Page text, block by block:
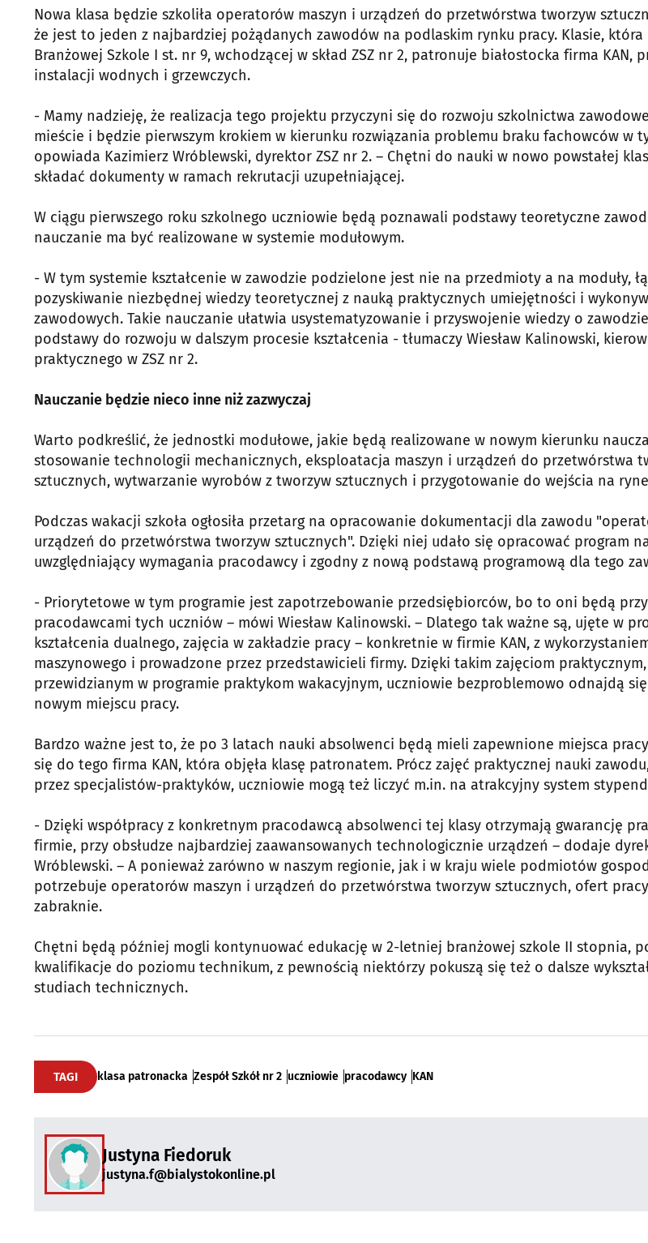
Nowa klasa będzie szkoliła operatorów maszyn i urządzeń do przetwórstwa tworzyw
że jest to jeden z najbardziej pożądanych zawodów na podlaskim rynku pracy. Klasie, która
Branżowej Szkole I st. nr 9, wchodzącej w skład ZSZ nr 2, patronuje białostocka firma KAN,
instalacji wodnych i grzewczych.
- Mamy nadzieję, że realizacja tego projektu przyczyni się do rozwoju szkolnictwa
mieście i będzie pierwszym krokiem w kierunku rozwiązania problemu braku fachowców w
opowiada Kazimierz Wróblewski, dyrektor ZSZ nr 2. – Chętni do nauki w nowo powstałej
składać dokumenty w ramach rekrutacji uzupełniającej.
W ciągu pierwszego roku szkolnego uczniowie będą poznawali podstawy teoretyczne
nauczanie ma być realizowane w systemie modułowym.
- W tym systemie kształcenie w zawodzie podzielone jest nie na przedmioty a na moduły,
pozyskiwanie niezbędnej wiedzy teoretycznej z nauką praktycznych umiejętności i
zawodowych. Takie nauczanie ułatwia usystematyzowanie i przyswojenie wiedzy o
podstawy do rozwoju w dalszym procesie kształcenia - tłumaczy Wiesław Kalinowski,
praktycznego w ZSZ nr 2.
Nauczanie będzie nieco inne niż zazwyczaj
Warto podkreślić, że jednostki modułowe, jakie będą realizowane w nowym kierunku
stosowanie technologii mechanicznych, eksploatacja maszyn i urządzeń do przetwórstwa
sztucznych, wytwarzanie wyrobów z tworzyw sztucznych i przygotowanie do wejścia na
Podczas wakacji szkoła ogłosiła przetarg na opracowanie dokumentacji dla zawodu
urządzeń do przetwórstwa tworzyw sztucznych". Dzięki niej udało się opracować program
uwzględniający wymagania pracodawcy i zgodny z nową podstawą programową dla tego
- Priorytetowe w tym programie jest zapotrzebowanie przedsiębiorców, bo to oni będą
pracodawcami tych uczniów – mówi Wiesław Kalinowski. – Dlatego tak ważne są, ujęte w
kształcenia dualnego, zajęcia w zakładzie pracy – konkretnie w firmie KAN, z
maszynowego i prowadzone przez przedstawicieli firmy. Dzięki takim zajęciom
przewidzianym w programie praktykom wakacyjnym, uczniowie bezproblemowo odnajdą się
nowym miejscu pracy.
Bardzo ważne jest to, że po 3 latach nauki absolwenci będą mieli zapewnione miejsca
się do tego firma KAN, która objęła klasę patronatem. Prócz zajęć praktycznej nauki
przez specjalistów-praktyków, uczniowie mogą też liczyć m.in. na atrakcyjny system
- Dzięki współpracy z konkretnym pracodawcą absolwenci tej klasy otrzymają gwarancję
firmie, przy obsłudze najbardziej zaawansowanych technologicznie urządzeń – dodaje
Wróblewski. – A ponieważ zarówno w naszym regionie, jak i w kraju wiele podmiotów
potrzebuje operatorów maszyn i urządzeń do przetwórstwa tworzyw sztucznych, ofert
zabraknie.
Chętni będą później mogli kontynuować edukację w 2-letniej branżowej szkole II stopnia,
kwalifikacje do poziomu technikum, z pewnością niektórzy pokuszą się też o dalsze
studiach technicznych.
TAGI klasa patronacka Zespół Szkół nr 2 uczniowie pracodawcy KAN
Justyna Fiedoruk
justyna.f@bialystokonline.pl